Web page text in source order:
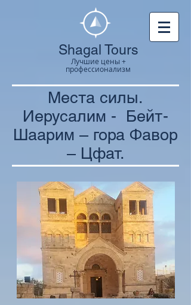
Shagal Tours
Лучшие цены +
профессионализм
Места силы.
Иерусалим - Бейт-
Шаарим – гора Фавор
– Цфат.